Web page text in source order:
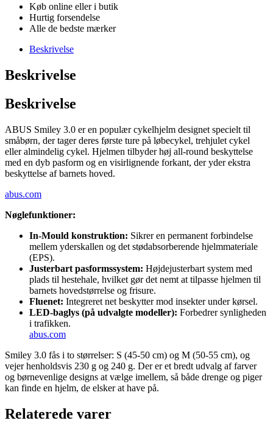
Køb online eller i butik
Hurtig forsendelse
Alle de bedste mærker
Beskrivelse
Beskrivelse
Beskrivelse
ABUS Smiley 3.0 er en populær cykelhjelm designet specielt til
småbørn, der tager deres første ture på løbecykel, trehjulet cykel
eller almindelig cykel. Hjelmen tilbyder høj all-round beskyttelse
med en dyb pasform og en visirlignende forkant, der yder ekstra
beskyttelse af barnets hoved.
abus.com
Nøglefunktioner:
In-Mould konstruktion: Sikrer en permanent forbindelse
mellem yderskallen og det stødabsorberende hjelmmateriale
(EPS).
Justerbart pasformssystem: Højdejusterbart system med
plads til hestehale, hvilket gør det nemt at tilpasse hjelmen til
barnets hovedstørrelse og frisure.
Fluenet: Integreret net beskytter mod insekter under kørsel.
LED-baglys (på udvalgte modeller): Forbedrer synligheden
i trafikken.
abus.com
Smiley 3.0 fås i to størrelser: S (45-50 cm) og M (50-55 cm), og
vejer henholdsvis 230 g og 240 g. Der er et bredt udvalg af farver
og børnevenlige designs at vælge imellem, så både drenge og piger
kan finde en hjelm, de elsker at have på.
Relaterede varer